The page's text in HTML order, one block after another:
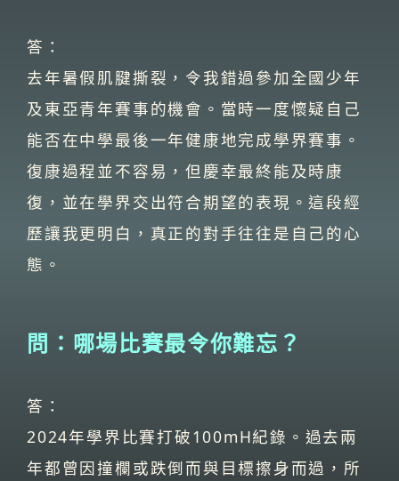
答：
去年暑假肌腱撕裂，令我錯過參加全國少年
及東亞青年賽事的機會。當時一度懷疑自己
能否在中學最後一年健康地完成學界賽事。
復康過程並不容易，但慶幸最終能及時康
復，並在學界交出符合期望的表現。這段經
歷讓我更明白，真正的對手往往是自己的心
態。
問：哪場比賽最令你難忘？
答：
2024年學界比賽打破100mH紀錄。過去兩
年都曾因撞欄或跌倒而與目標擦身而過，所